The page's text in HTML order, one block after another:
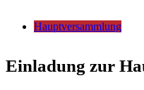
Hauptversammlung
Einladung zur